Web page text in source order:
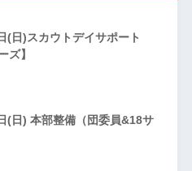
(日)スカウトデイサポート
ズ】
(日) 本部整備（団委員&18サ